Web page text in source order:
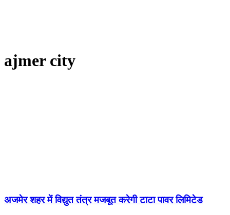
ajmer city
अजमेर शहर में विद्युत तंत्र मजबूत करेगी टाटा पावर लिमिटेड